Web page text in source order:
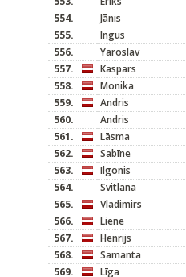
554.
Jānis
555.
Ingus
556.
Yaroslav
557.
Kaspars
558.
Monika
559.
Andris
560.
Andris
561.
Lāsma
562.
Sabīne
563.
Ilgonis
564.
Svitlana
565.
Vladimirs
566.
Liene
567.
Henrijs
568.
Samanta
569.
Līga